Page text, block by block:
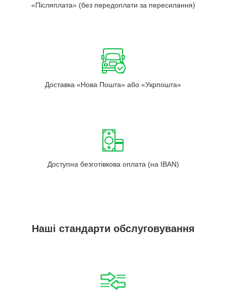
«Післяплата» (без передоплати за пересилання)
Доставка «Нова Пошта» або «Укрпошта»
Доступна безготівкова оплата (на IBAN)
Наші стандарти обслуговування